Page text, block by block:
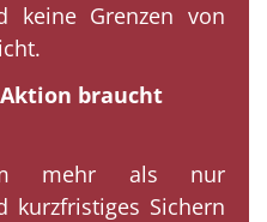
keine Grenzen von
braucht
mehr als nur
kurzfristiges Sichern